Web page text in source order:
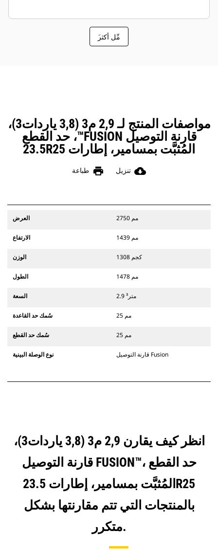
َمِّل أكثر
مواصفات المنتج لـ 2,9 م3 (3,8 ياردات3)،
قارنة التوصيل FUSION™، حد القطع
المُثبَّت بمسامير، إطارات 23.5R25
cloud_download تنزيل print طباعة
العرض 2750 مم
الارتفاع 1439 مم
الوزن 1308 كجم
الطول 1478 مم
السعة 2.9 متر³
سُمك حد القاعدة 25 مم
سُمك حد القطع 25 مم
نوع الوصلة البينية قارنة التوصيل Fusion
انظر كيف يقارن 2,9 م3 (3,8 ياردات3)،
قارنة التوصيل FUSION™، حد القطع
المُثبَّت بمسامير، إطارات 23.5R25
بالمنتجات التي تتم مقارنتها بشكل
متكرر.